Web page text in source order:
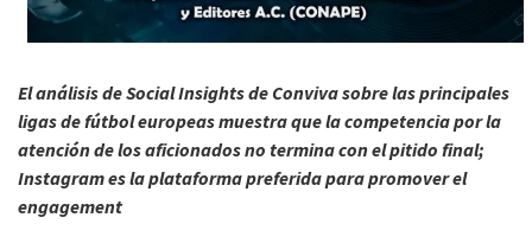
El análisis de Social Insights de Conviva sobre las principales
ligas de fútbol europeas muestra que la competencia por la
atención de los aficionados no termina con el pitido final;
Instagram es la plataforma preferida para promover el
engagement